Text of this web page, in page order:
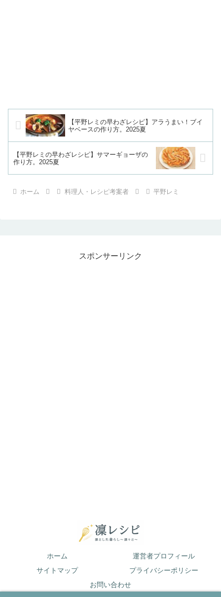
【平野レミの早わざレシピ】アラうまい！ブイ
ヤベースの作り方。2025夏
【平野レミの早わざレシピ】サマーギョーザの
作り方。2025夏
ホーム 料理人・レシピ考案者 平野レミ
スポンサーリンク
ホーム
運営者プロフィール
サイトマップ
プライバシーポリシー
お問い合わせ